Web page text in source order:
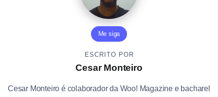
Me siga
ESCRITO POR
Cesar Monteiro
Cesar Monteiro é colaborador da Woo! Magazine e bacharel